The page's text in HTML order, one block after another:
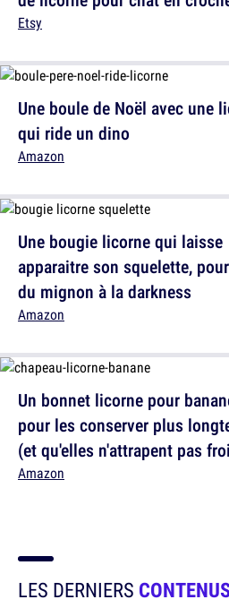
Etsy
Une bougie licorne qui laisse
apparaitre son squelette,
du mignon à la darkness
Amazon
Une boule de Noël avec une
qui ride un dino
Amazon
Un bonnet licorne pour
pour les conserver plus
(et qu'elles n'attrapent pas
Amazon
LES DERNIERS